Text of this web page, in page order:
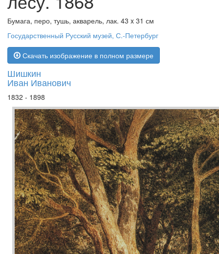
Бумага, перо, тушь, акварель, лак. 43 x 31 см
Государственный Русский музей, С.-Петербург
Скачать изображение в полном размере
Шишкин
Иван Иванович
1832 - 1898